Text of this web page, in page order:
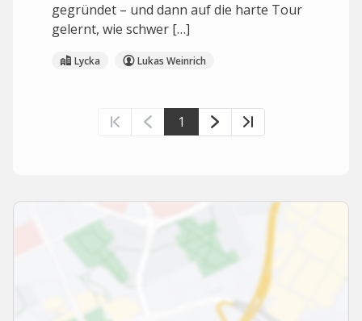
gegründet – und dann auf die harte Tour
gelernt, wie schwer […]
Lycka Lukas Weinrich
1